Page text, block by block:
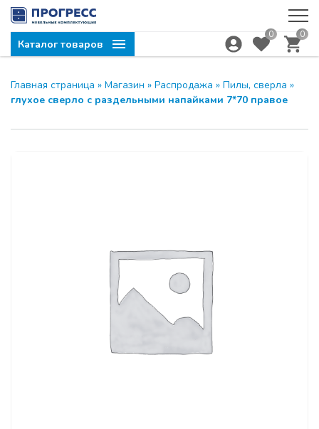
Каталог товаров
0 0
Главная страница » Магазин » Распродажа » Пилы, сверла »
глухое сверло с раздельными напайками 7*70 правое